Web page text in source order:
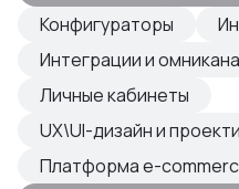
Конфигураторы
Интеграции и
Личные кабинеты
UX\UI-дизайн и
Платформа e-